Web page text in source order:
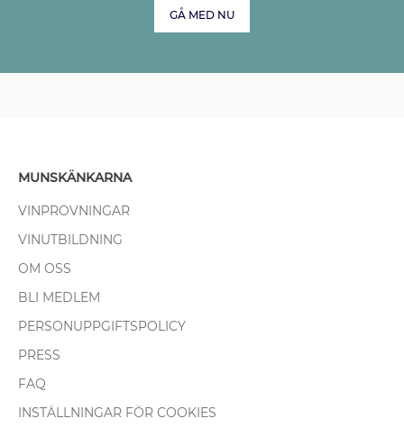
GÅ MED NU
MUNSKÄNKARNA
VINPROVNINGAR
VINUTBILDNING
OM OSS
BLI MEDLEM
PERSONUPPGIFTSPOLICY
PRESS
FAQ
INSTÄLLNINGAR FÖR COOKIES